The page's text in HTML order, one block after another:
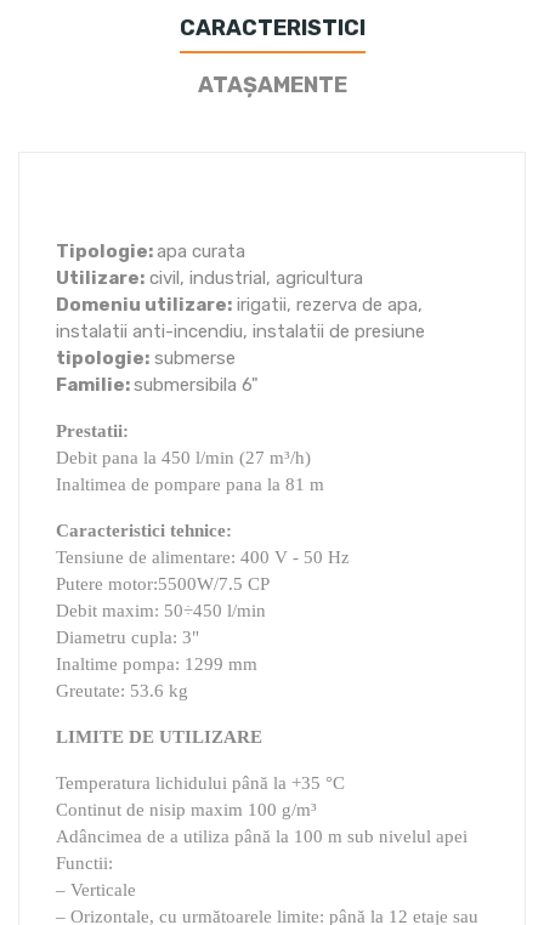
CARACTERISTICI
ATAȘAMENTE
Tipologie:apa curata
Utilizare: civil, industrial, agricultura
Domeniu utilizare: irigatii, rezerva de apa,
instalatii anti-incendiu, instalatii de presiune
tipologie: submerse
Familie:submersibila 6"
Prestatii:
Debit pana la 450 l/min (27 m³/h)
Inaltimea de pompare pana la 81 m
Caracteristici tehnice:
Tensiune de alimentare: 400 V - 50 Hz
Putere motor:5500W/7.5 CP
Debit maxim: 50÷450 l/min
Diametru cupla: 3"
Inaltime pompa: 1299 mm
Greutate: 53.6 kg
LIMITE DE UTILIZARE
Temperatura lichidului până la +35 °C
Continut de nisip maxim 100 g/m³
Adâncimea de a utiliza până la 100 m sub nivelul apei
Functii:
– Verticale
– Orizontale, cu următoarele limite: până la 12 etaje sau